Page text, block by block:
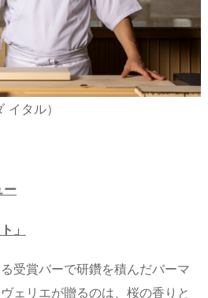
タル）
ー
」
受賞バーで研鑽を積んだバーマ
ェリエが贈るのは、桜の香りと